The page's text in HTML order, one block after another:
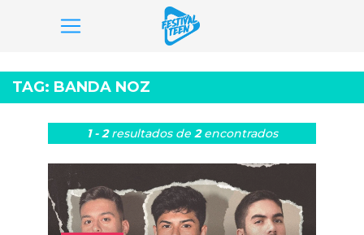
para
o
conteúdo
TAG: BANDA NOZ
1 - 2resultados de 2encontrados